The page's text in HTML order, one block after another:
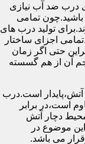
درب ضد آب نیازی
تمامی
تولید درب های
اجزای ساختار
حتی اگر زمان
آن از هم گسسته
است.درب
است،در برابر
دچار آتش
موضوع در
می باشد.